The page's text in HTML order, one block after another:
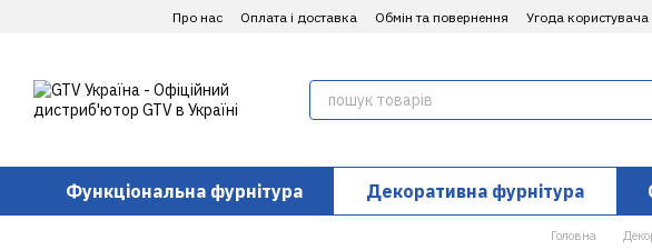
Перейти до основного контенту
Про нас Оплата і доставка Обмін та повернення Угода користувача
Функціональна фурнітура Декоративна фурнітура
Головна